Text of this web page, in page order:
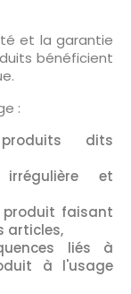
et la garantie
bénéficient
:
dits
irrégulière et
produit faisant
articles,
liés à
à l'usage